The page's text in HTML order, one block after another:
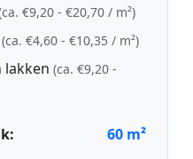
€9,20 - €20,70 / m²)
(ca. €4,60 - €10,35 / m²)
lakken (ca. €9,20 -
60 m²